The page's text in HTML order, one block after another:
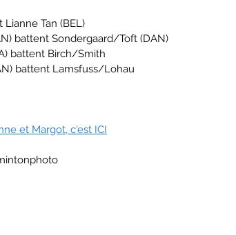
Lianne Tan (BEL)
battent Sondergaard/Toft (DAN)
battent Birch/Smith
battent Lamsfuss/Lohau
et Margot, c'est ICI